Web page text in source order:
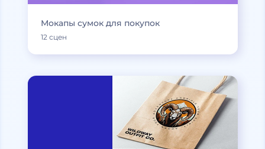
Мокапы сумок для покупок
12 сцен